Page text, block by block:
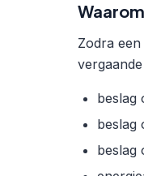
Zodra
beslag
beslag
beslag